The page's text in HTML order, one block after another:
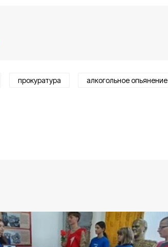
прокуратура алкогольное опьянение